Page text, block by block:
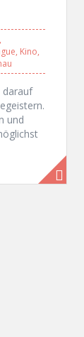
,
, Kino,
darauf
und